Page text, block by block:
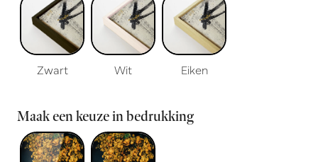
Zwart Wit Eiken
Maak een keuze in bedrukking